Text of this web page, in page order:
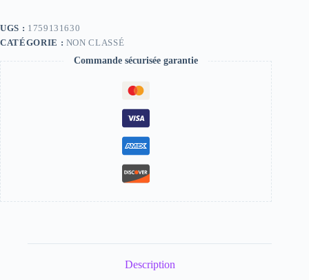
UGS : 1759131630
CATÉGORIE : NON CLASSÉ
Commande sécurisée garantie
Description